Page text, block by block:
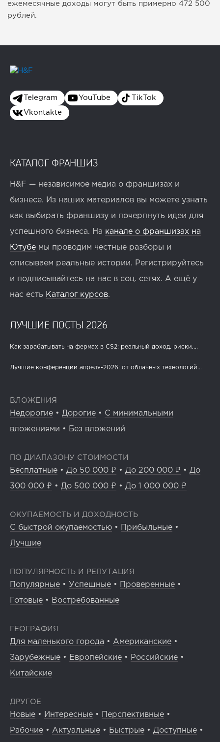
ежемесячные доходы могут быть примерно 472 500
рублей.
Telegram YouTube TikTok
Vkontakte
КАТАЛОГ ФРАНШИЗ
H&F — независимое медиа о франшизах и
бизнесе. Из наших материалов вы можете узнать
как выбирать франшизу и почерпнуть идеи для
успешного бизнеса. На канале о франшизах на
Ютубе мы проводим честные разборы и
описываем реальные истории. Регистрируйтесь
и подписывайтесь на нас в соц. сетях. А ещё у
нас есть Каталог курсов.
ЛУЧШИЕ ПОСТЫ 2026
Как зарабатывать на фермах в CS2: реальный доход, риски,...
Лучшие конференции апреля-2026: от облачных технологий...
ВЛОЖЕНИЯ
Недорогие • Дорогие • С минимальными
вложениями • Без вложений
ПО ДИАПАЗОНУ СТОИМОСТИ
Бесплатные • До 50 000 ₽ • До 200 000 ₽ • До
300 000 ₽ • До 500 000 ₽ • До 1 000 000 ₽
ОКУПАЕМОСТЬ И ДОХОДНОСТЬ
С быстрой окупаемостью • Прибыльные •
Лучшие
ПОПУЛЯРНОСТЬ И РЕПУТАЦИЯ
Популярные • Успешные • Проверенные •
Готовые • Востребованные
ГЕОГРАФИЯ
Для маленького города • Американские •
Зарубежные • Европейские • Российские •
Китайские
ДРУГОЕ
Новые • Интересные • Перспективные •
Рабочие • Актуальные • Быстрые • Доступные •